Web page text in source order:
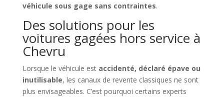
véhicule sous gage sans contraintes.
Des solutions pour les
voitures gagées hors service à
Chevru
Lorsque le véhicule est accidenté, déclaré épave ou
inutilisable, les canaux de revente classiques ne sont
plus envisageables. C’est pourquoi certains experts